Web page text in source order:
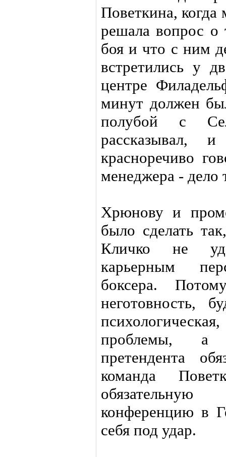
Поветкина,
решала вопрос о
боя и что с ним
встретились у
центре
минут должен
полубой с
рассказывал,
красноречиво
менеджера - дело
Хрюнову и
было сделать
Кличко не
карьерным
боксера.
неготовность,
проблемы, а
претендента
команда
конференцию в
себя под удар.